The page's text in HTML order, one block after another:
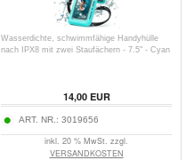
Wasserdichte, schwimmfähige Handyhülle
nach IPX8 mit zwei Staufächern - 7.5" - Cyan
14,00EUR
ART. NR.: 3019656
inkl. 20 % MwSt. zzgl.
VERSANDKOSTEN